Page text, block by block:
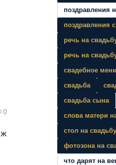
0
поздравления
поздравления
речь на
речь на
свадебное
свадьба
свадьба сына
слова матери
стол на свадьбу
фотозона на
что дарят на